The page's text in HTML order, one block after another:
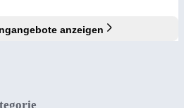
anzeigen